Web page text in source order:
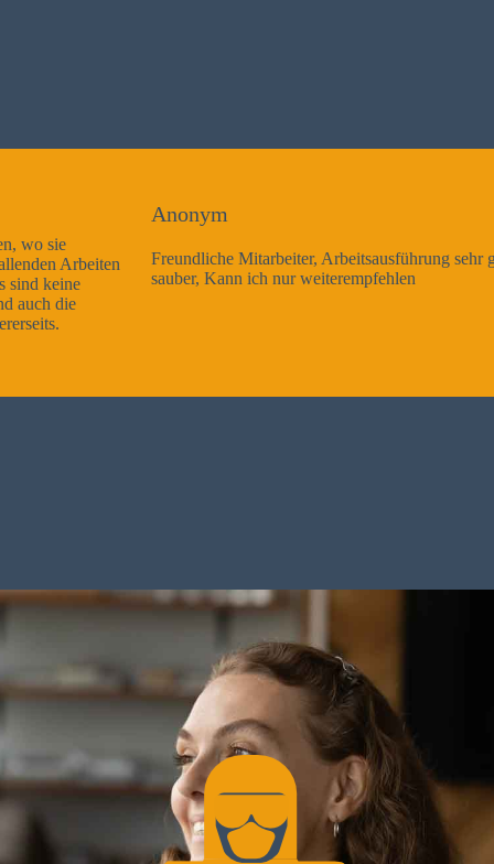
Freundliche Mitarbeiter, Arbeitsausführung sehr gut und sehr
sauber, Kann ich nur weiterempfehlen